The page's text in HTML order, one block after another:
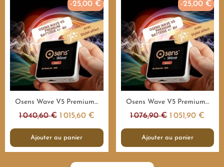
Aperçu rapide
-25,00 €
Osens Wave V5 Premium 1.000.000Hz - 4H - Emetteur fréquences
1 040,60 € 1 015,60 €
Ajouter au panier
Aperçu rapide
-25,00 €
Osens Wave V5 Premium 1.000.000Hz - 8H - Emetteur fréquences
1 076,90 € 1 051,90 €
Ajouter au panier